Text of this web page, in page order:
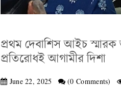
প্রথম দেবাশিস আইচ স্মারক
প্রতিরোধই আগামীর দিশা
June 22, 2025 (0 Comments)